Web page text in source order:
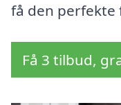
få den perfekte
Få 3 tilbud,